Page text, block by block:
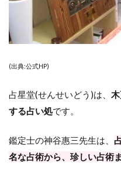
(出典:公式HP)
占星堂(せんせいどう)は、
する占い処です。
鑑定士の神谷惠三先生は、
名な占術から、珍しい占術